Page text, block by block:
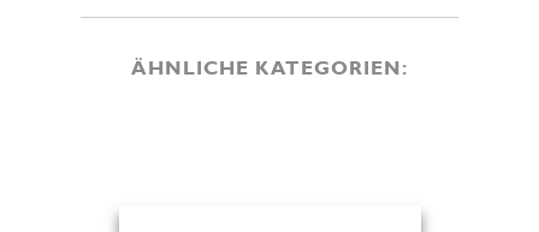
ÄHNLICHE KATEGORIEN: